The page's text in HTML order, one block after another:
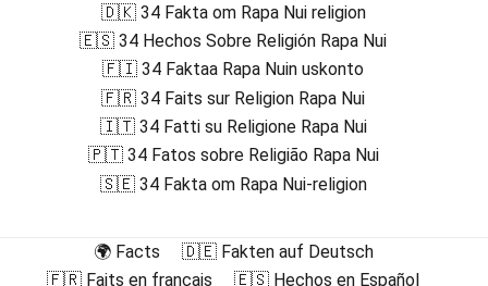
🇩🇰 34 Fakta om Rapa Nui religion
🇪🇸 34 Hechos Sobre Religión Rapa Nui
🇫🇮 34 Faktaa Rapa Nuin uskonto
🇫🇷 34 Faits sur Religion Rapa Nui
🇮🇹 34 Fatti su Religione Rapa Nui
🇵🇹 34 Fatos sobre Religião Rapa Nui
🇸🇪 34 Fakta om Rapa Nui-religion
🌍 Facts
🇩🇪 Fakten auf Deutsch
🇫🇷 Faits en français
🇪🇸 Hechos en Español